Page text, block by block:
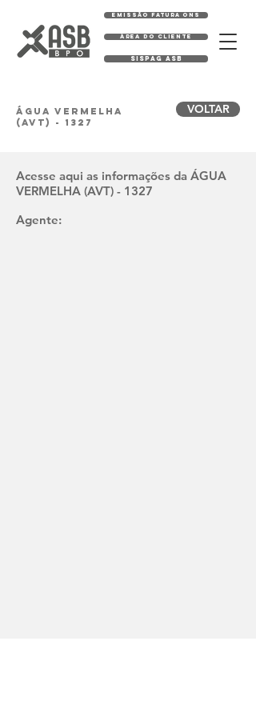
EMISSÃO FATURA ONS
ÁREA DO CLIENTE
SISPAG ASB
ÁGUA VERMELHA
(AVT) - 1327
VOLTAR
Acesse aqui as informações da ÁGUA
VERMELHA (AVT) - 1327
Agente: